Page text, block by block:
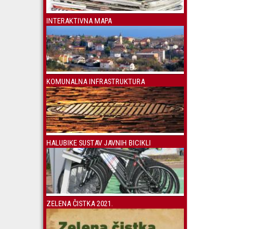
INTERAKTIVNA MAPA
KOMUNALNA INFRASTRUKTURA
HALUBIKE SUSTAV JAVNIH BICIKLI
ZELENA ČISTKA 2021.